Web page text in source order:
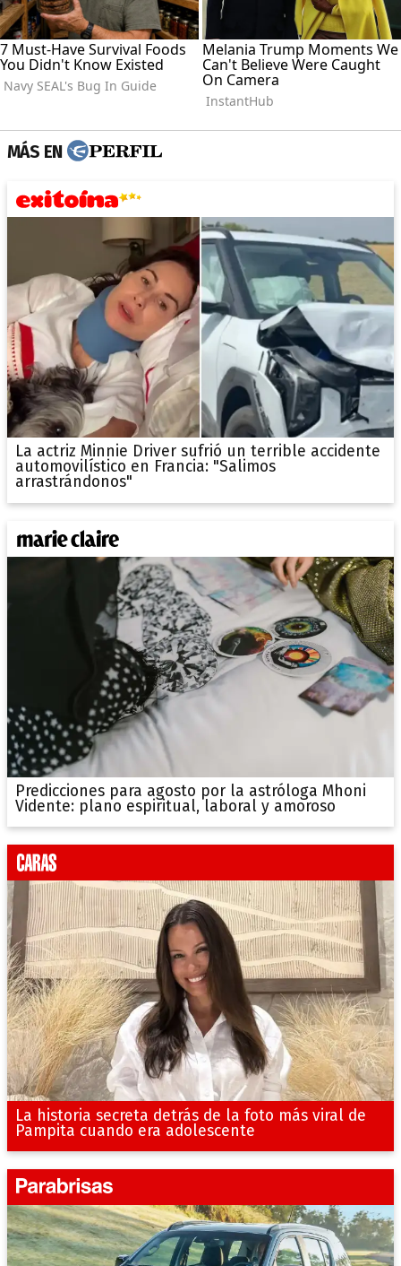
MÁS EN
La actriz Minnie Driver sufrió un terrible accidente
automovilístico en Francia: "Salimos
arrastrándonos"
Predicciones para agosto por la astróloga Mhoni
Vidente: plano espiritual, laboral y amoroso
La historia secreta detrás de la foto más viral de
Pampita cuando era adolescente